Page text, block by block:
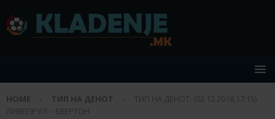
HOME ТИП НА ДЕНОТ
ТИП НА ДЕНОТ: (02.12.2018,17:15)
ЛИВЕПРУЛ – ЕВЕРТОН